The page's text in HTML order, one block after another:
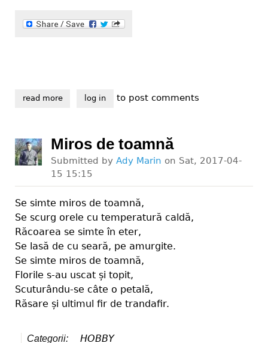
read moreabout sărbători
log in to post comments
Miros de toamnă
Submitted by Ady Marin on Sat, 2017-04-
15 15:15
Se simte miros de toamnă,
Se scurg orele cu temperatură caldă,
Răcoarea se simte în eter,
Se lasă de cu seară, pe amurgite.
Se simte miros de toamnă,
Florile s-au uscat și topit,
Scuturându-se câte o petală,
Răsare și ultimul fir de trandafir.
Categorii: HOBBY